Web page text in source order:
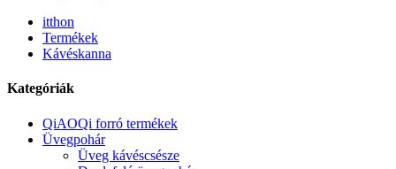
itthon
Termékek
Kávéskanna
Kategóriák
QiAOQi forró termékek
Üvegpohár
Üveg kávéscsésze